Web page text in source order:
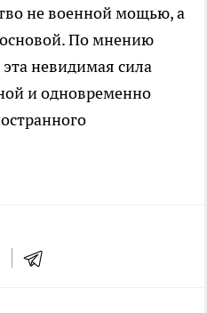
не военной мощью, а
По мнению
невидимая сила
и одновременно